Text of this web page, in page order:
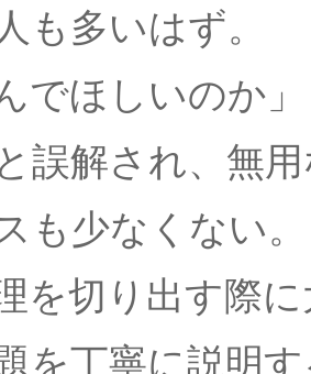
も多いはず。
でほしいのか
誤解され、無
も少なくない。
を切り出す際
を丁寧に説明